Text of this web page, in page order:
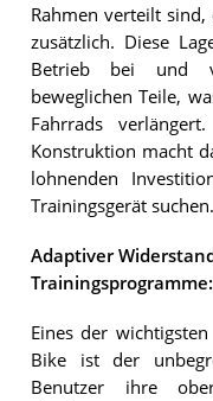
Rahmen verteilt
zusätzlich. Diese
Betrieb bei und
beweglichen Teile,
Fahrrads
Konstruktion macht
lohnenden
Trainingsgerät suchen.
Adaptiver
Eines der
Bike ist der
Benutzer ihre